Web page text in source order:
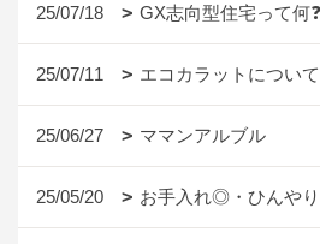
25/07/18 GX志向型住宅って何❓
25/07/11 エコカラットについて
25/06/27 ママンアルブル
25/05/20 お手入れ◎・ひんや